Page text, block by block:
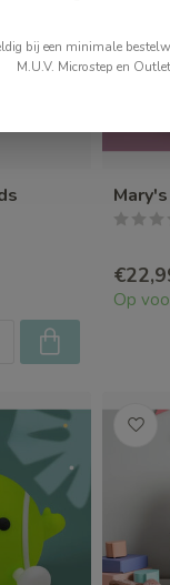
Op
bij een minimale
M.U.V. Microstep en